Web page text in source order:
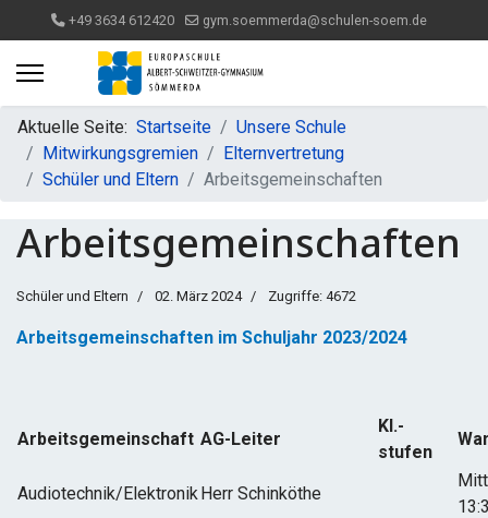
+49 3634 612420 gym.soemmerda@schulen-soem.de
Aktuelle Seite: Startseite
Unsere Schule
Mitwirkungsgremien
Elternvertretung
Schüler und Eltern
Arbeitsgemeinschaften
Arbeitsgemeinschaften
Schüler und Eltern 02. März 2024 Zugriffe: 4672
Arbeitsgemeinschaften im Schuljahr 2023/2024
Arbeitsgemeinschaft AG-Leiter
Kl.-
stufen
Audiotechnik/ElektronikHerr Schinköthe